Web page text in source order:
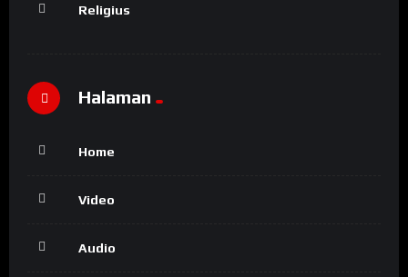
Religius
Halaman
Home
Video
Audio